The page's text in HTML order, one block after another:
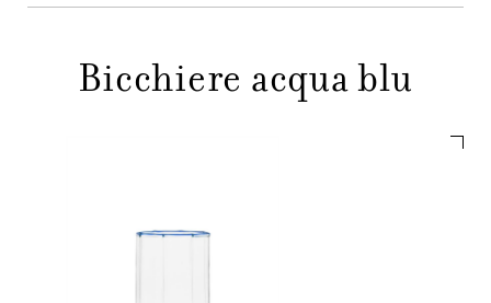
Bicchiere acqua blu